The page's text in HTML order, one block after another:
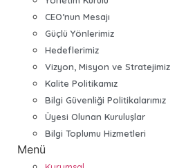
CEO’nun Mesajı
Güçlü Yönlerimiz
Hedeflerimiz
Vizyon, Misyon ve Stratejimiz
Kalite Politikamız
Bilgi Güvenliği Politikalarımız
Üyesi Olunan Kuruluşlar
Bilgi Toplumu Hizmetleri
Menü